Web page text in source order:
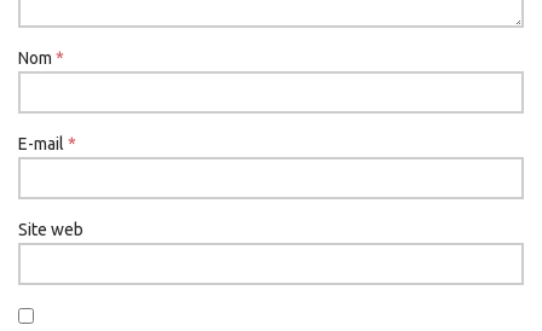
Nom *
E-mail *
Site web